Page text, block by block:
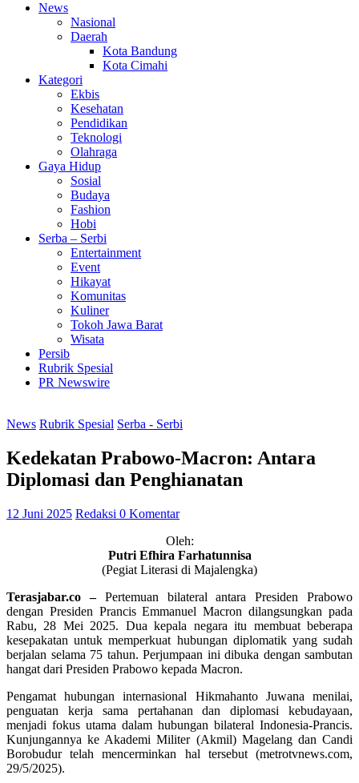
News
Nasional
Daerah
Kota Bandung
Kota Cimahi
Kategori
Ekbis
Kesehatan
Pendidikan
Teknologi
Olahraga
Gaya Hidup
Sosial
Budaya
Fashion
Hobi
Serba – Serbi
Entertainment
Event
Hikayat
Komunitas
Kuliner
Tokoh Jawa Barat
Wisata
Persib
Rubrik Spesial
PR Newswire
News Rubrik Spesial Serba - Serbi
Kedekatan Prabowo-Macron: Antara
Diplomasi dan Penghianatan
12 Juni 2025 Redaksi 0 Komentar
Oleh:
Putri Efhira Farhatunnisa
(Pegiat Literasi di Majalengka)
Terasjabar.co – Pertemuan bilateral antara Presiden Prabowo
dengan Presiden Prancis Emmanuel Macron dilangsungkan pada
Rabu, 28 Mei 2025. Dua kepala negara itu membuat beberapa
kesepakatan untuk memperkuat hubungan diplomatik yang sudah
berjalan selama 75 tahun. Perjumpaan ini dibuka dengan sambutan
hangat dari Presiden Prabowo kepada Macron.
Pengamat hubungan internasional Hikmahanto Juwana menilai,
penguatan kerja sama pertahanan dan diplomasi kebudayaan,
menjadi fokus utama dalam hubungan bilateral Indonesia-Prancis.
Kunjungannya ke Akademi Militer (Akmil) Magelang dan Candi
Borobudur telah mencerminkan hal tersebut (metrotvnews.com,
29/5/2025).